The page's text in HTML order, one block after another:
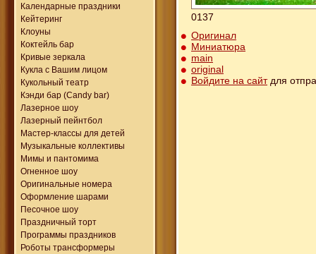
Календарные праздники
Кейтеринг
Клоуны
Коктейль бар
Кривые зеркала
Кукла с Вашим лицом
Кукольный театр
Кэнди бар (Candy bar)
Лазерное шоу
Лазерный пейнтбол
Мастер-классы для детей
Музыкальные коллективы
Мимы и пантомима
Огненное шоу
Оригинальные номера
Оформление шарами
Песочное шоу
Праздничный торт
Программы праздников
Роботы трансформеры
0137
Оригинал
Миниатюра
main
original
Войдите на сайтдля